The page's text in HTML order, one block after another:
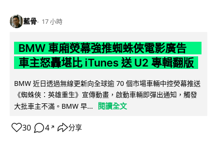
藍骨 17 小時
BMW 車廂熒幕強推蜘蛛俠電影廣告
車主怒轟堪比 iTunes 送 U2 專輯翻版
BMW 近日透過無線更新向全球逾 70 個市場車輛中控熒幕推送
《蜘蛛俠：英雄重生》宣傳動畫，啟動車輛即彈出通知，觸發
大批車主不滿。BMW 早...
閱讀全文
30 4 ↗ 分享